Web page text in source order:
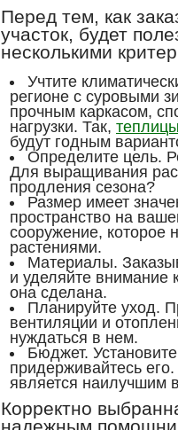
Перед тем, как
участок, будет
несколькими
Учтите
регионе с суровыми
прочным каркасом,
нагрузки. Так,
будут годным
Определите цель.
Для выращивания
продления сезона?
Размер имеет
пространство на
сооружение, которое
растениями.
Материалы.
и уделяйте внимание
она сделана.
Планируйте уход.
вентиляции и
нуждаться в нем.
Бюджет.
придерживайтесь
является наилучшим
Корректно